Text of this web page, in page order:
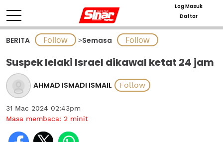
Log Masuk
Daftar
BERITA >Semasa
Suspek lelaki Israel dikawal ketat 24 jam
AHMAD ISMADI ISMAIL
31 Mac 2024 02:43pm
Masa membaca: 2 minit